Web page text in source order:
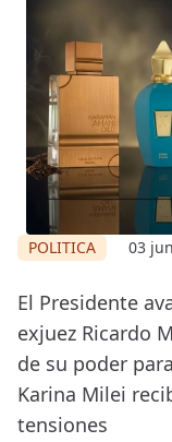
POLITICA 03
El Presidente
exjuez Ricardo
de su poder
Karina Milei
tensiones